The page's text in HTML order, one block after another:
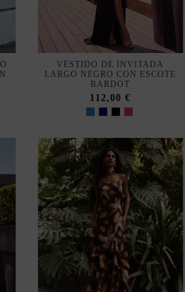
VESTIDO LARGO
ESTAMPADO EN TONOS
TIERRA PARA INVITADA
CON FALDA ASIMÉTRICA
215,00 €